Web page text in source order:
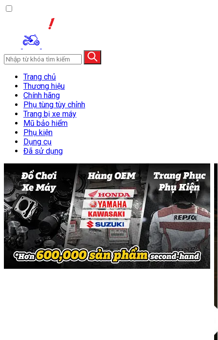
Trang chủ
Thương hiệu
Chính hãng
Phụ tùng tùy chỉnh
Trang bị xe máy
Mũ bảo hiểm
Phụ kiện
Dụng cụ
Đã sử dụng